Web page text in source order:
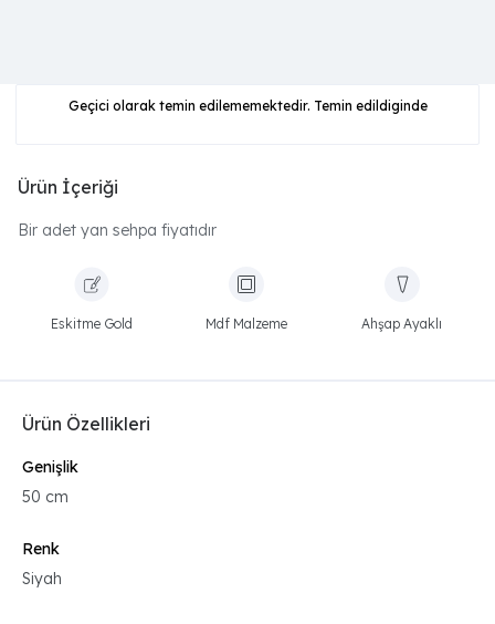
Geçici olarak temin edilememektedir. Temin edildiginde
Ürün İçeriği
Bir adet yan sehpa fiyatıdır
Eskitme Gold Mdf Malzeme Ahşap Ayaklı
Ürün Özellikleri
Genişlik
50 cm
Renk
Siyah